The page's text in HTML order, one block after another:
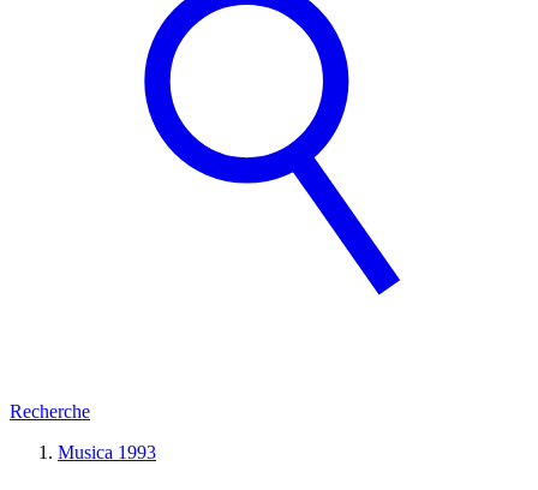
Recherche
Musica 1993